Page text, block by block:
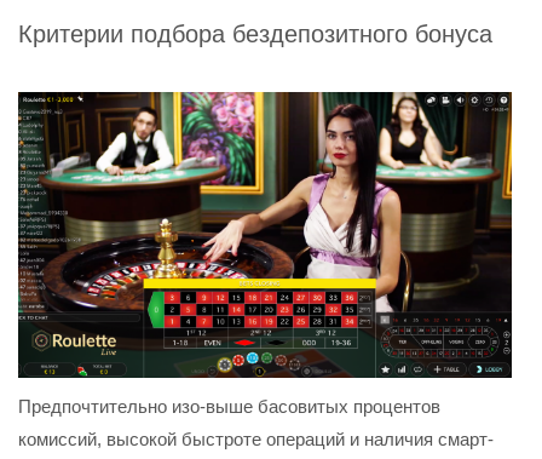
Критерии подбора бездепозитного бонуса
Предпочтительно изо-выше басовитых процентов
комиссий, высокой быстроте операций и наличия смарт-